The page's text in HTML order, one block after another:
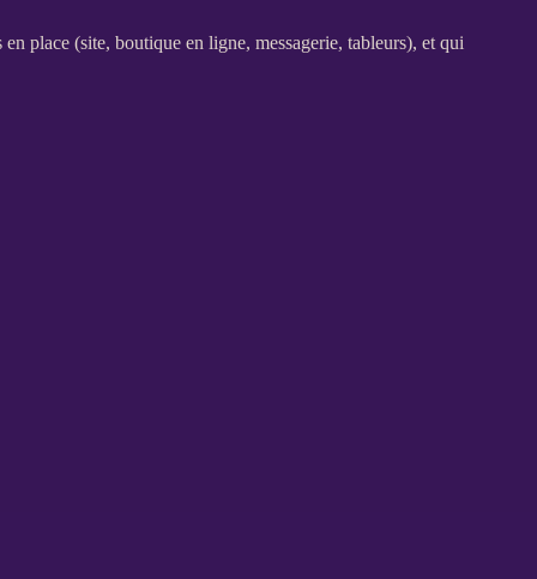
place (site, boutique en ligne, messagerie, tableurs), et qui